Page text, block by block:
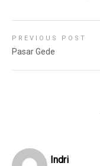
PREVIOUS POST
Pasar Gede
Indri